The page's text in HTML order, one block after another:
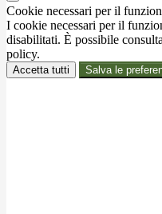
Cookie necessari per il
I cookie necessari per il
disabilitati. È possibile
policy.
Accetta tutti Salva le